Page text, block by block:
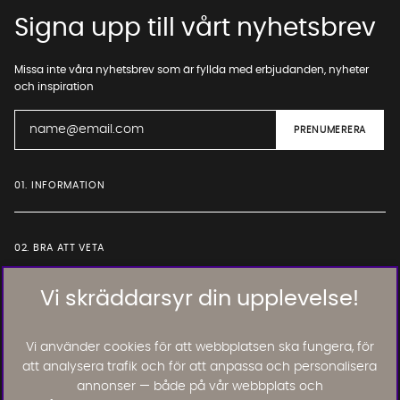
Vi skräddarsyr din upplevelse!
Vi använder cookies för att webbplatsen ska fungera, för
att analysera trafik och för att anpassa och personalisera
annonser — både på vår webbplats och
Signa upp till vårt nyhetsbrev
Missa inte våra nyhetsbrev som är fyllda med erbjudanden, nyheter
och inspiration
01. INFORMATION
02. BRA ATT VETA
Läs och lämna kundomdömen: